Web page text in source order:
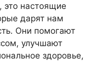
настоящие
дарят нам
Они помогают
улучшают
здоровье,